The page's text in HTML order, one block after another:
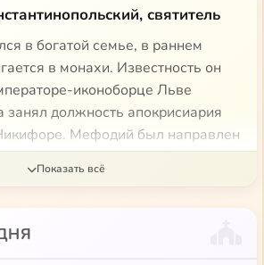
святитель
в богатой семье, в раннем
в монахи. Известность он
иконоборце Льве
занял должность апокрисиария
Мефодий был направлен
к Папе. Задержавшись в
рукоположен в пресвитера и
и императоре Михаиле II. Как
Мефодия заточили в тюрьму.